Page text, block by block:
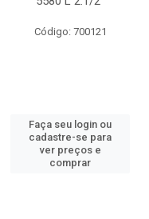
Código: 700121
Faça seu login ou
cadastre-se para
ver preços e
comprar